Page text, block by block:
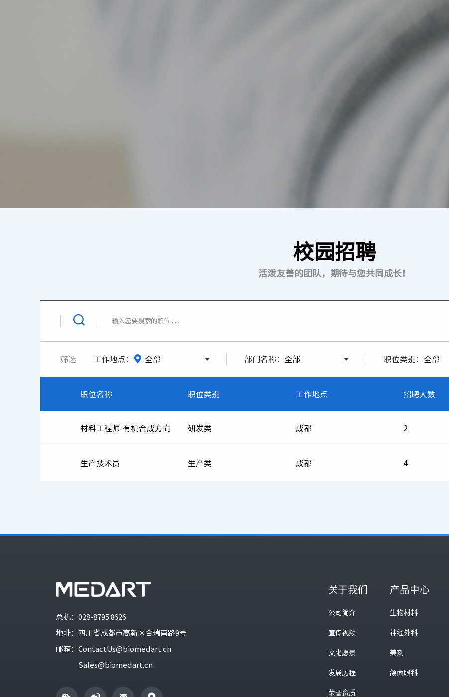
校园招聘
活泼友善的团队，期待与您共同成长！
筛选 工作地点： 部门名称： 职位类别：
职位名称 职位类别 工作地点 招聘人数
材料工程师-有机合成方向 研发类 成都 2
生产技术员 生产类 成都 4
总机： 028-8795 8626
地址： 四川省成都市高新区合瑞南路9号
邮箱： ContactUs@biomedart.cn
Sales@biomedart.cn
关于我们
公司简介
宣传视频
文化愿景
发展历程
荣誉资质
产品中心
生物材料
神经外科
美刻
颌面眼科